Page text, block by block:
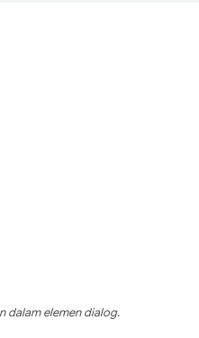
dalam elemen dialog.